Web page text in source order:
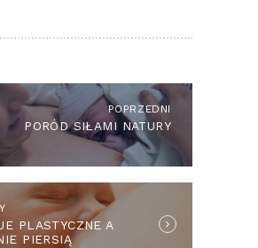
POPRZEDNI
PORÓD SIŁAMI NATURY
PLASTYCZNE A
PIERSIĄ